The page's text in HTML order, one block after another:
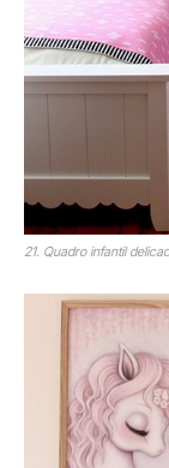
21. Quadro infantil